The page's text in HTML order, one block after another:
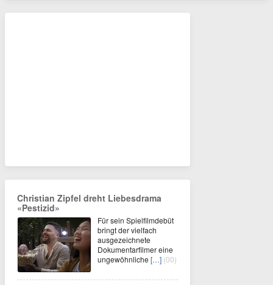
Christian Zipfel dreht Liebesdrama
«Pestizid»
Für sein Spielfilmdebüt
bringt der vielfach
ausgezeichnete
Dokumentarfilmer eine
ungewöhnliche […] (00)